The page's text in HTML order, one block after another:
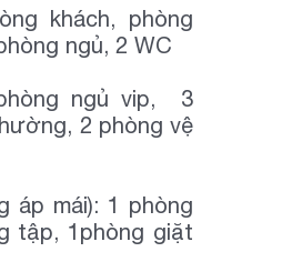
khách, phòng
ngủ, 2 WC
ngủ vip, 3
2 phòng vệ
áp mái): 1 phòng
tập, 1phòng giặt